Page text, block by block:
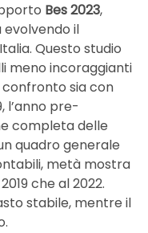
Bes 2023,
evolvendo il
Questo studio
meno incoraggianti
confronto sia con
l’anno pre-
completa delle
quadro generale
metà mostra
che al 2022.
stabile, mentre il